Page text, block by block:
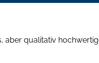
aber qualitativ